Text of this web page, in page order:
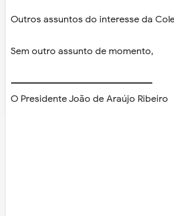
Outros assuntos do interesse da
Sem outro assunto de momento,
------------------------------------------------
O Presidente João de Araújo Ribeiro